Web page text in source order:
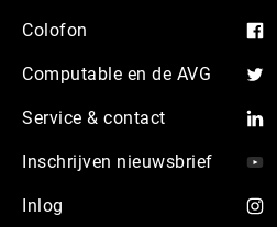
Colofon
Computable en de AVG
Service & contact
Inschrijven nieuwsbrief
Inlog